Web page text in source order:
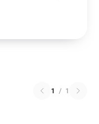
1 / 1